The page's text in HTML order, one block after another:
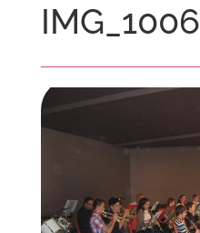
IMG_1006